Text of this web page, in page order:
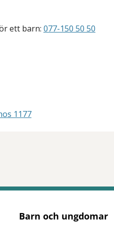
ett barn: 077-150 50 50
1177
Barn och ungdomar